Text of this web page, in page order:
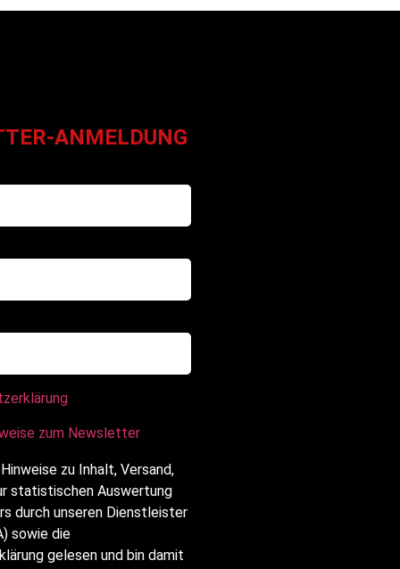
ANMELDUNG
zum Newsletter
zu Inhalt, Versand,
statistischen Auswertung
durch unseren Dienstleister
sowie die
gelesen und bin damit